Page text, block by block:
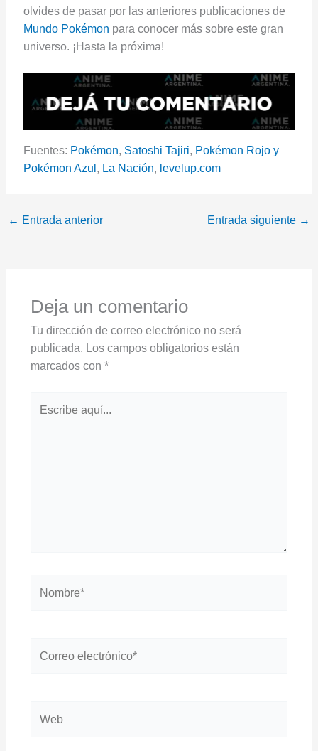
olvides de pasar por las anteriores publicaciones de
Mundo Pokémon para conocer más sobre este gran
universo. ¡Hasta la próxima!
Fuentes: Pokémon, Satoshi Tajiri, Pokémon Rojo y
Pokémon Azul , La Nación, levelup.com
← Entrada anterior Entrada siguiente →
Deja un comentario
Tu dirección de correo electrónico no será
publicada. Los campos obligatorios están
marcados con *
aquí...
electrónico*